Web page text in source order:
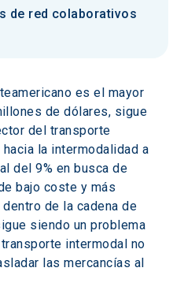
de red colaborativos
es el mayor
de dólares, sigue
del transporte
la intermodalidad a
del 9% en busca de
bajo coste y más
de la cadena de
siendo un problema
intermodal no
las mercancías al